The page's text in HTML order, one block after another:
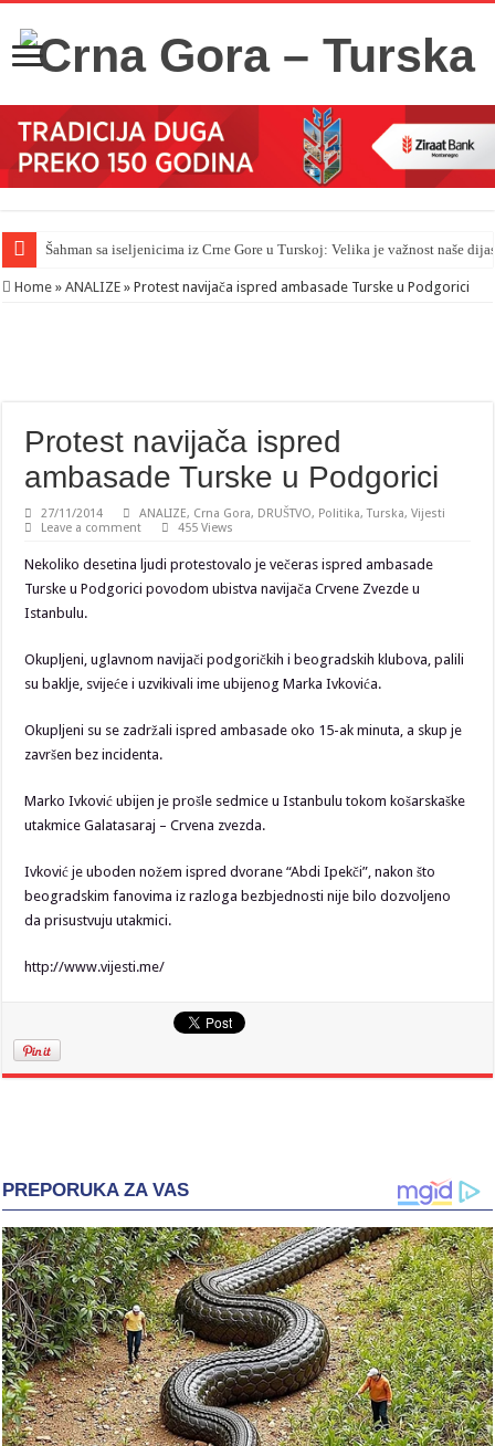
Šahman sa iseljenicima iz Crne Gore u Turskoj: Velika je važnost naše
Home » ANALIZE » Protest navijača ispred ambasade Turske u Podgorici
Protest navijača ispred
ambasade Turske u Podgorici
27/11/2014 ANALIZE, Crna Gora, DRUŠTVO, Politika,Turska,Vijesti
Leave a comment
455 Views
Nekoliko desetina ljudi protestovalo je večeras ispred ambasade
Turske u Podgorici povodom ubistva navijača Crvene Zvezde u
Istanbulu.
Okupljeni, uglavnom navijači podgoričkih i beogradskih klubova, palili
su baklje, svijeće i uzvikivali ime ubijenog Marka Ivkovića.
Okupljeni su se zadržali ispred ambasade oko 15-ak minuta, a skup je
završen bez incidenta.
Marko Ivković ubijen je prošle sedmice u Istanbulu tokom košarskaške
utakmice Galatasaraj – Crvena zvezda.
Ivković je uboden nožem ispred dvorane “Abdi Ipekči”, nakon što
beogradskim fanovima iz razloga bezbjednosti nije bilo dozvoljeno
da prisustvuju utakmici.
http://www.vijesti.me/